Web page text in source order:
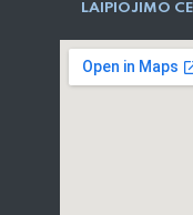
LAIPIOJIMO